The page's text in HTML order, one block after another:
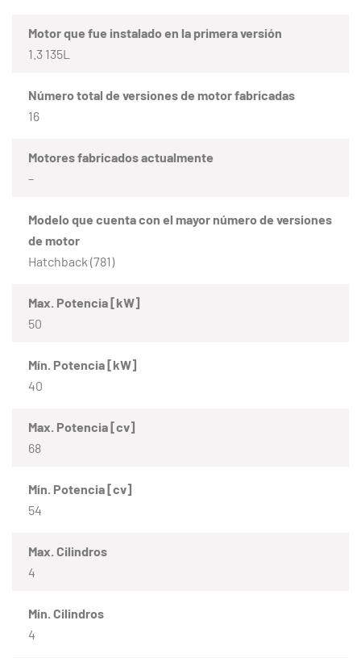
Motor que fue instalado en la primera versión
1.3 135L
Número total de versiones de motor fabricadas
16
Motores fabricados actualmente
–
Modelo que cuenta con el mayor número de versiones
de motor
Hatchback (781)
Max. Potencia [kW]
50
Mín. Potencia [kW]
40
Max. Potencia [cv]
68
Mín. Potencia [cv]
54
Max. Cilindros
4
Mín. Cilindros
4